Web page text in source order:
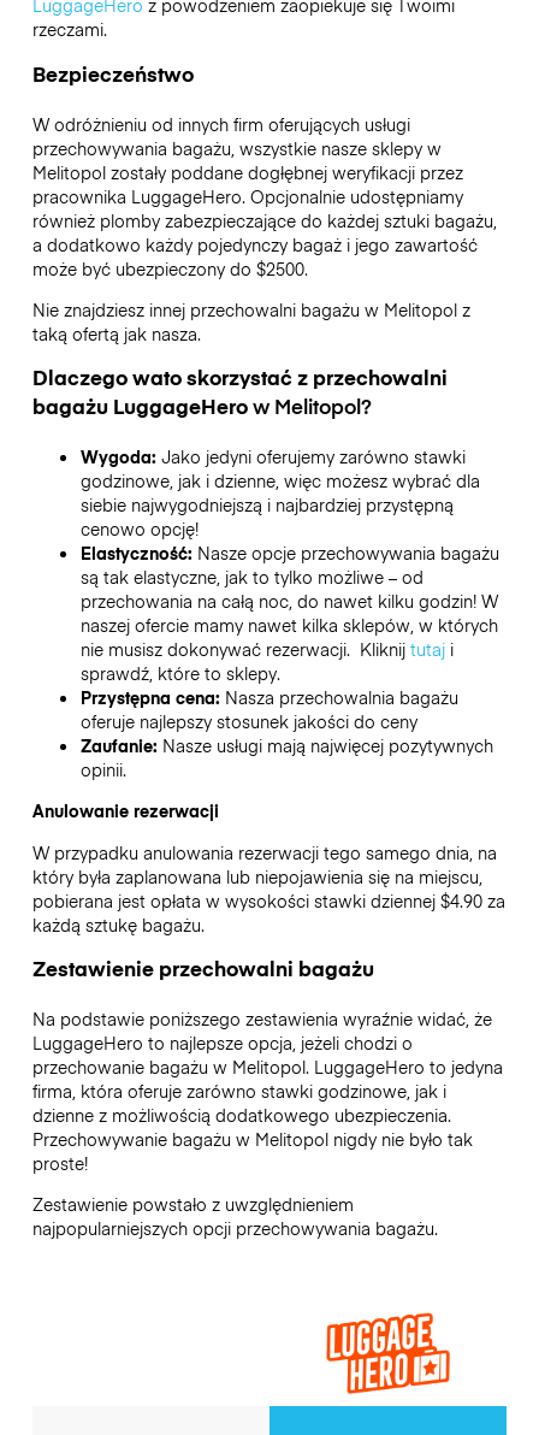
LuggageHero z powodzeniem zaopiekuje się Twoimi
rzeczami.
Bezpieczeństwo
W odróżnieniu od innych firm oferujących usługi
przechowywania bagażu, wszystkie nasze sklepy w
Melitopolzostały poddane dogłębnej weryfikacji przez
pracownika LuggageHero. Opcjonalnie udostępniamy
również plomby zabezpieczające do każdej sztuki bagażu,
a dodatkowo każdy pojedynczy bagaż i jego zawartość
może być ubezpieczony do $2500.
Nie znajdziesz innej przechowalni bagażu w Melitopolz
taką ofertą jak nasza.
Dlaczego wato skorzystać z przechowalni
bagażu LuggageHerow Melitopol?
Wygoda: Jako jedyni oferujemy zarówno stawki
godzinowe, jak i dzienne, więc możesz wybrać dla
siebie najwygodniejszą i najbardziej przystępną
cenowo opcję!
Elastyczność: Nasze opcje przechowywania bagażu
są tak elastyczne, jak to tylko możliwe – od
przechowania na całą noc, do nawet kilku godzin! W
naszej ofercie mamy nawet kilka sklepów, w których
nie musisz dokonywać rezerwacji. Kliknij tutaji
sprawdź, które to sklepy.
Przystępna cena: Nasza przechowalnia bagażu
oferuje najlepszy stosunek jakości do ceny
Zaufanie: Nasze usługi mają najwięcej pozytywnych
opinii.
Anulowanie rezerwacji
W przypadku anulowania rezerwacji tego samego dnia, na
który była zaplanowana lub niepojawienia się na miejscu,
pobierana jest opłata w wysokości stawki dziennej $4.90 za
każdą sztukę bagażu.
Zestawienie przechowalni bagażu
Na podstawie poniższego zestawienia wyraźnie widać, że
LuggageHero to najlepsze opcja, jeżeli chodzi o
przechowanie bagażu w Melitopol. LuggageHero to jedyna
firma, która oferuje zarówno stawki godzinowe, jak i
dzienne z możliwością dodatkowego ubezpieczenia.
Przechowywanie bagażu w Melitopolnigdy nie było tak
proste!
Zestawienie powstało z uwzględnieniem
najpopularniejszych opcji przechowywania bagażu.